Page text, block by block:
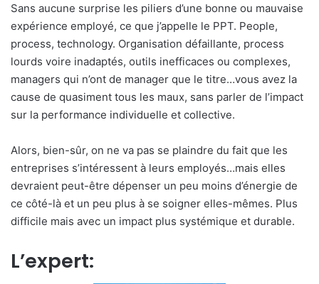
Sans aucune surprise les piliers d’une bonne ou mauvaise
expérience employé, ce que j’appelle le PPT. People,
process, technology. Organisation défaillante, process
lourds voire inadaptés, outils inefficaces ou complexes,
managers qui n’ont de manager que le titre…vous avez la
cause de quasiment tous les maux, sans parler de l’impact
sur la performance individuelle et collective.
Alors, bien-sûr, on ne va pas se plaindre du fait que les
entreprises s’intéressent à leurs employés…mais elles
devraient peut-être dépenser un peu moins d’énergie de
ce côté-là et un peu plus à se soigner elles-mêmes. Plus
difficile mais avec un impact plus systémique et durable.
L’expert: